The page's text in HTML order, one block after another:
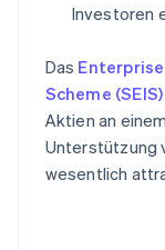
Investoren
Das
Scheme (SEIS)
Aktien an
Unterstützung
wesentlich